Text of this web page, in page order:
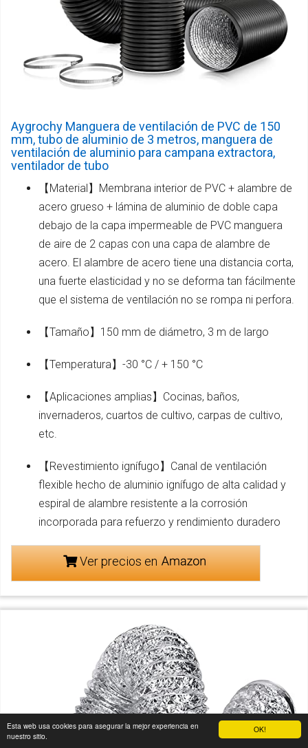
OK!
Esta web usa cookies para asegurar la mejor experiencia en
nuestro sitio.
Aygrochy Manguera de ventilación de PVC de 150
mm, tubo de aluminio de 3 metros, manguera de
ventilación de aluminio para campana extractora,
ventilador de tubo
【Material】Membrana interior de PVC + alambre de
acero grueso + lámina de aluminio de doble capa
debajo de la capa impermeable de PVC manguera
de aire de 2 capas con una capa de alambre de
acero. El alambre de acero tiene una distancia corta,
una fuerte elasticidad y no se deforma tan fácilmente
que el sistema de ventilación no se rompa ni perfora.
【Tamaño】150 mm de diámetro, 3 m de largo
【Temperatura】-30 °C / + 150 °C
【Aplicaciones amplias】Cocinas, baños,
invernaderos, cuartos de cultivo, carpas de cultivo,
etc.
【Revestimiento ignífugo】Canal de ventilación
flexible hecho de aluminio ignífugo de alta calidad y
espiral de alambre resistente a la corrosión
incorporada para refuerzo y rendimiento duradero
Ver precios en